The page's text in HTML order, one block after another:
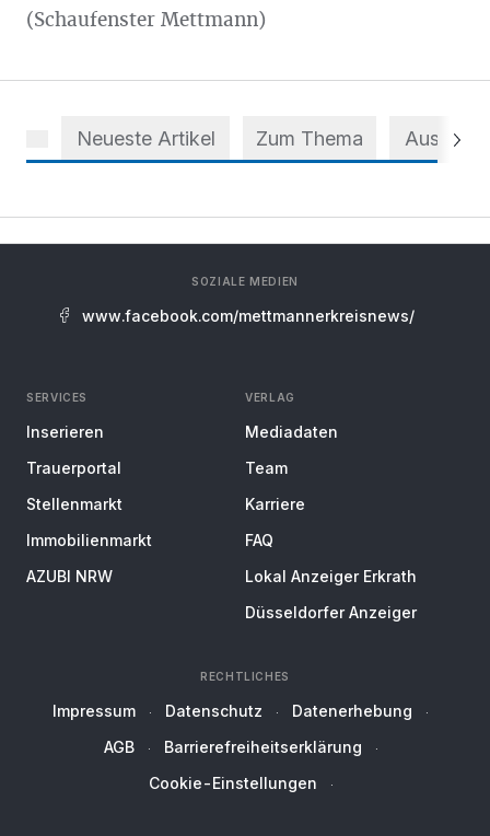
(Schaufenster Mettmann)
Neueste Artikel Zum Thema Aus dem
SOZIALE MEDIEN
www.facebook.com/mettmannerkreisnews/
SERVICES
Inserieren
Trauerportal
Stellenmarkt
Immobilienmarkt
AZUBI NRW
VERLAG
Mediadaten
Team
Karriere
FAQ
Lokal Anzeiger Erkrath
Düsseldorfer Anzeiger
RECHTLICHES
Impressum Datenschutz
Datenerhebung
AGB
Barrierefreiheitserklärung
Cookie-Einstellungen